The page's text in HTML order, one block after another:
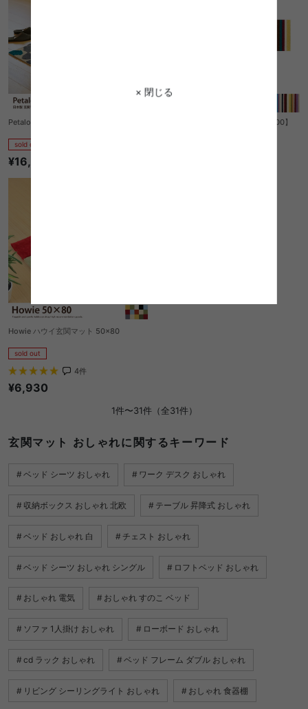
× 閉じる
Petalo玄関マット70cm×120cm
sold out
¥16,200
Sanctuary キッチンマット【50×200】
Howie ハウイ玄関マット 50×80
sold out
4件
¥6,930
1件〜31件（全31件）
玄関マット おしゃれに関するキーワード
ベッド シーツ おしゃれ ワーク デスク おしゃれ
収納ボックス おしゃれ 北欧 テーブル 昇降式 おしゃれ
ベッド おしゃれ 白 チェスト おしゃれ
ベッド シーツ おしゃれ シングル ロフトベッド おしゃれ
おしゃれ 電気 おしゃれ すのこ ベッド
ソファ 1人掛け おしゃれ ローボード おしゃれ
cd ラック おしゃれ ベッド フレーム ダブル おしゃれ
リビング シーリングライト おしゃれ おしゃれ 食器棚